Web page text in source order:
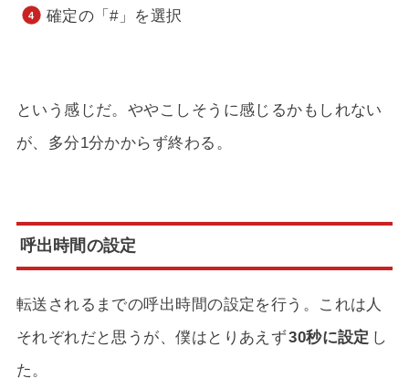
確定の「#」を選択
という感じだ。ややこしそうに感じるかもしれない
が、多分1分かからず終わる。
呼出時間の設定
転送されるまでの呼出時間の設定を行う。これは人
それぞれだと思うが、僕はとりあえず30秒に設定 し
た。